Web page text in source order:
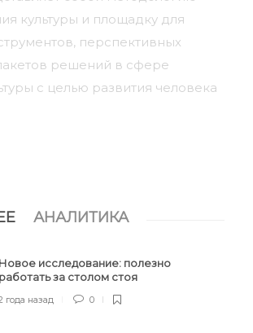
культуры и площадку для
перспективных
решений в сфере
с целью развития человека
АНАЛИТИКА
Новое исследование: полезно
работать за столом стоя
года назад 0